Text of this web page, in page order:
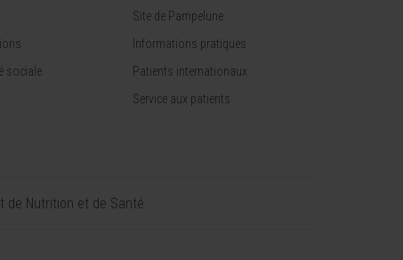
sociale
Site de Pampelune
Informations pratiques
Patients internationaux
Service aux patients
de Nutrition et de Santé